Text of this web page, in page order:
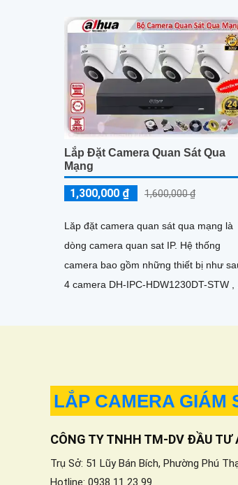
khấu cao và thông số ấn tượng, bộ
camera này sẽ là lựa chọn tuyệt vời
người dùng
Lắp Đặt Camera Quan Sát Qua
Mạng
1,300,000 ₫ 1,600,000 ₫
Lăp đặt camera quan sát qua mạng là
dòng camera quan sat IP. Hệ thống
camera bao gồm những thiết bị như
4 camera DH-IPC-HDW1230DT-STW , 1
lưu trữ 500GB
LẮP CAMERA GIÁM
CÔNG TY TNHH TM-DV ĐẦU TƯ
Trụ Sở: 51 Lũy Bán Bích, Phường Phú
Hotline: 0938 11 23 99